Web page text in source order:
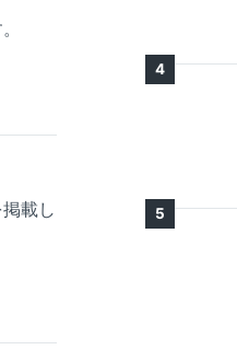
載し
4
5